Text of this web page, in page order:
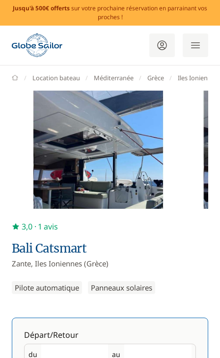
Jusqu'à 500€ offertssur votre prochaine réservation en parrainant vos
proches !
GlobeSailor
Location bateau Méditerranée Grèce Iles Ioniennes
Bali Catsmart
Zante, Iles Ioniennes (Grèce)
Pilote automatique Panneaux solaires
3,0 · 1 avis
Départ/Retour
du au